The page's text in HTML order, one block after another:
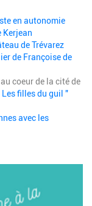
en autonomie
Kerjean
de Trévarez
de Françoise de
coeur de la cité de
Les filles du guil "
avec les